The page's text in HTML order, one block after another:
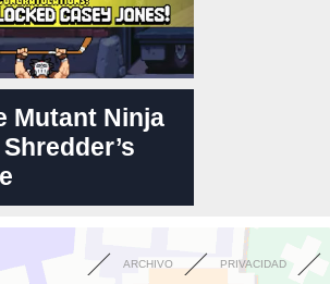
Mutant Ninja
ARCHIVO PRIVACIDAD